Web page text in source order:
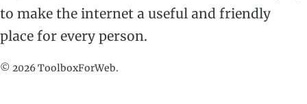
to make the internet a useful and friendly
place for every person.
© 2026 ToolboxForWeb.